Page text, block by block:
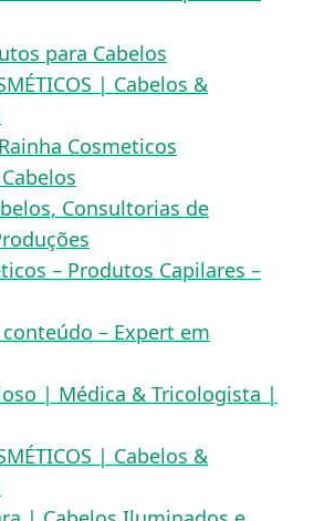
para Cabelos
| Cabelos &
Cosmeticos
Consultorias de
– Produtos Capilares –
– Expert em
| Médica & Tricologista |
| Cabelos &